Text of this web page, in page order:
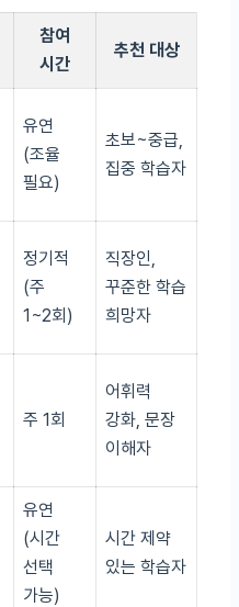
참여
시간
추천 대상
유연
(조율
필요)
초보~중급,
집중 학습자
정기적
(주
1~2회)
직장인,
꾸준한 학습
희망자
주 1회
어휘력
강화, 문장
이해자
유연
(시간
선택
가능)
시간 제약
있는 학습자